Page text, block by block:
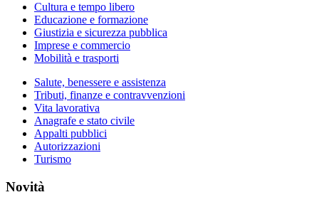
Cultura e tempo libero
Educazione e formazione
Giustizia e sicurezza pubblica
Imprese e commercio
Mobilità e trasporti
Salute, benessere e assistenza
Tributi, finanze e contravvenzioni
Vita lavorativa
Anagrafe e stato civile
Appalti pubblici
Autorizzazioni
Turismo
Novità